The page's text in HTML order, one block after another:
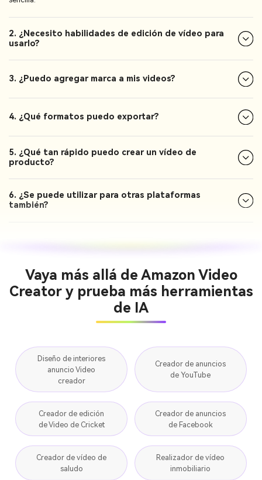
2. ¿Necesito habilidades de edición de vídeo para
usarlo?
3. ¿Puedo agregar marca a mis videos?
4. ¿Qué formatos puedo exportar?
5. ¿Qué tan rápido puedo crear un vídeo de
producto?
6. ¿Se puede utilizar para otras plataformas
también?
Vaya más allá de Amazon Video
Creator y prueba más herramientas
de IA
Diseño de interiores
anuncio Video
creador
Creador de anuncios
de YouTube
Creador de edición
de Video de Cricket
Creador de anuncios
de Facebook
Creador de vídeo de
saludo
Realizador de vídeo
inmobiliario